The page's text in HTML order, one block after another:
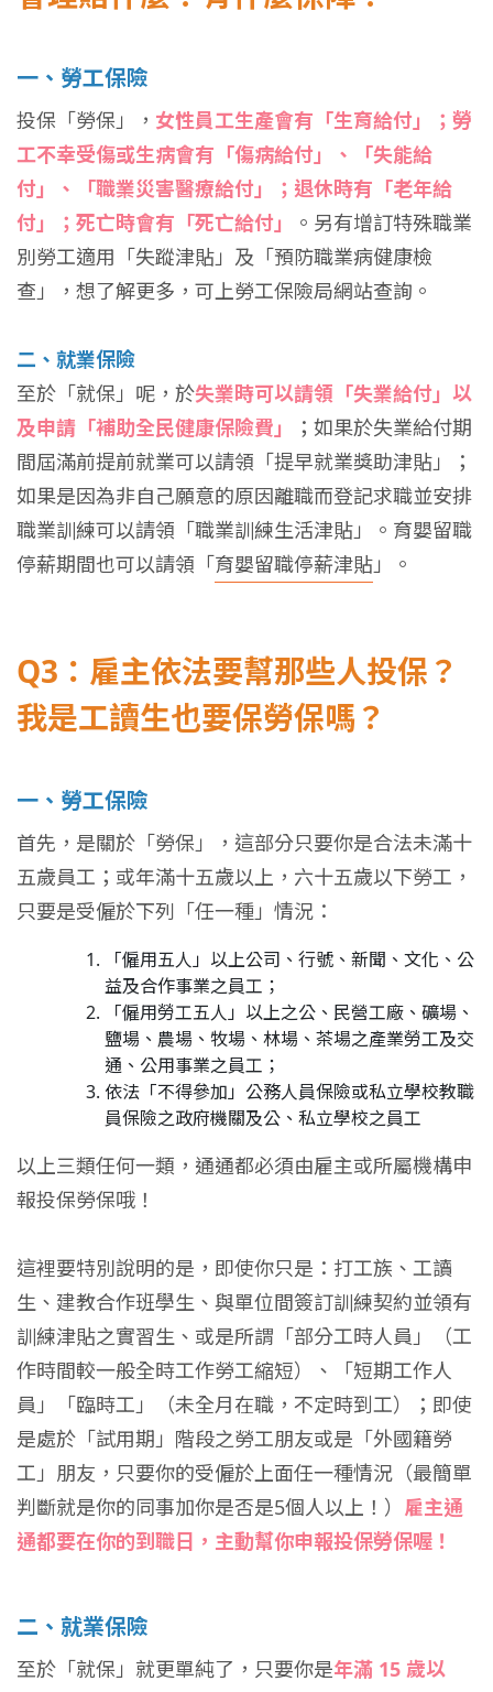
一、勞工保險
投保「勞保」， 女性員工生產會有「生育給付」；勞
工不幸受傷或生病會有「傷病給付」、「失能給
付」、「職業災害醫療給付」；退休時有「老年給
付」；死亡時會有「死亡給付」
。另有增訂特殊職業
別勞工適用「失蹤津貼」及「預防職業病健康檢
查」，想了解更多，可上勞工保險局網站查詢。
二、就業保險
至於「就保」呢，於失業時可以請領「失業給付」以
及申請「補助全民健康保險費」
；如果於失業給付期
間屆滿前提前就業可以請領「提早就業獎助津貼」；
如果是因為非自己願意的原因離職而登記求職並安排
職業訓練可以請領「職業訓練生活津貼」。育嬰留職
停薪期間也可以請領「育嬰留職停薪津貼」。
Q3：雇主依法要幫那些人投保？
我是工讀生也要保勞保嗎？
一、勞工保險
首先，是關於「勞保」，這部分只要你是合法未滿十
五歲員工；或年滿十五歲以上，六十五歲以下勞工，
只要是受僱於下列「任一種」情況：
「僱用五人」以上公司、行號、新聞、文化、公
益及合作事業之員工；
「僱用勞工五人」以上之公、民營工廠、礦場、
鹽場、農場、牧場、林場、茶場之產業勞工及交
通、公用事業之員工；
依法「不得參加」公務人員保險或私立學校教職
員保險之政府機關及公、私立學校之員工
以上三類任何一類，通通都必須由雇主或所屬機構申
報投保勞保哦！
這裡要特別說明的是，即使你只是：打工族、工讀
生、建教合作班學生、與單位間簽訂訓練契約並領有
訓練津貼之實習生、或是所謂「部分工時人員」（工
作時間較一般全時工作勞工縮短）、「短期工作人
員」「臨時工」（未全月在職，不定時到工）；即使
是處於「試用期」階段之勞工朋友或是「外國籍勞
工」朋友，只要你的受僱於上面任一種情況（最簡單
判斷就是你的同事加你是否是5個人以上！） 雇主通
通都要在你的到職日，主動幫你申報投保勞保喔！
二、就業保險
至於「就保」就更單純了，只要你是年滿 15 歲以